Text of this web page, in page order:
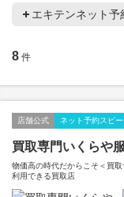
エキテンネット予
8 件
店舗公式 ネット予約スピ
買取専門いくらや
物価高の時代だからこそ＜買
利用できる買取店